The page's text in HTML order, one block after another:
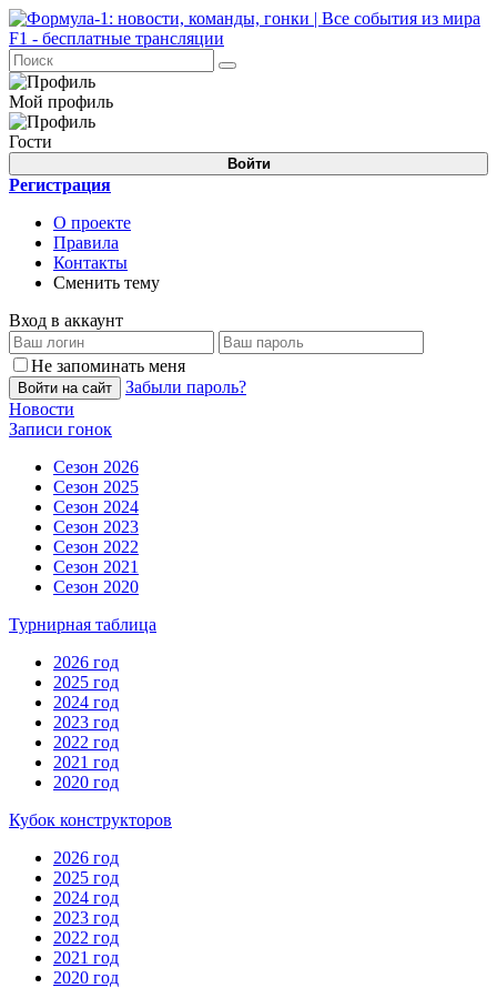
Мой профиль
Гости
Войти
Регистрация
О проекте
Правила
Контакты
Сменить тему
Вход в аккаунт
Не запоминать меня
Войти на сайт
Забыли пароль?
Новости
Записи гонок
Сезон 2026
Сезон 2025
Сезон 2024
Сезон 2023
Сезон 2022
Сезон 2021
Сезон 2020
Турнирная таблица
2026 год
2025 год
2024 год
2023 год
2022 год
2021 год
2020 год
Кубок конструкторов
2026 год
2025 год
2024 год
2023 год
2022 год
2021 год
2020 год